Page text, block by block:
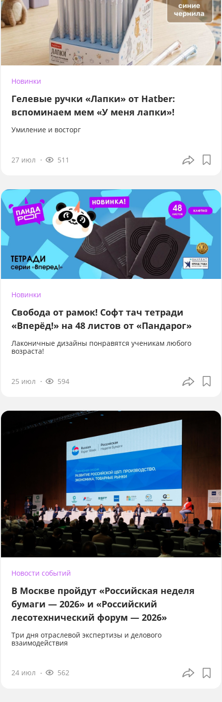
Новинки
Гелевые ручки «Лапки» от Hatber:
вспоминаем мем «У меня лапки»!
Умиление и восторг
27 июл 511
Новинки
Свобода от рамок! Софт тач тетради
«Вперёд!» на 48 листов от «Пандарог»
Лаконичные дизайны понравятся ученикам любого
возраста!
25 июл 594
Новости событий
В Москве пройдут «Российская неделя
бумаги — 2026» и «Российский
лесотехнический форум — 2026»
Три дня отраслевой экспертизы и делового
взаимодействия
24 июл 562